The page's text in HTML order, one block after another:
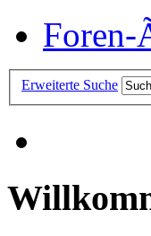
Foren-
Erweiterte Suche